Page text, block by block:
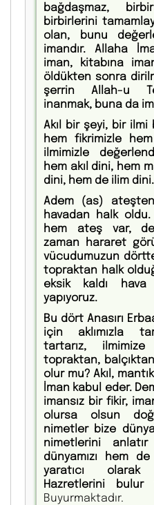
bağdaşmaz,
birbirlerini
olan, bunu
imandır. Allaha
iman, kitabına
öldükten sonra
şerrin Allah-u
inanmak, buna da
Akıl bir şeyi, bir
hem fikrimizle
ilmimizle
hem akıl dini, hem
dini, hem de ilim
Adem (as)
havadan halk
hem ateş var,
zaman hararet
vücudumuzun
topraktan halk
eksik kaldı
yapıyoruz.
Bu dört Anasırı
için aklımızla
tartarız,
topraktan,
olur mu? Akıl,
İman kabul eder.
imansız bir fikir,
olursa olsun
nimetler bize
nimetlerini
dünyamızı hem
yaratıcı
Hazretlerini
Buyurmaktadır.